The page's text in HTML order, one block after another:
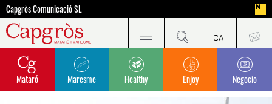
Capgròs Comunicació SL
Mataró Maresme Healthy Enjoy Negocio